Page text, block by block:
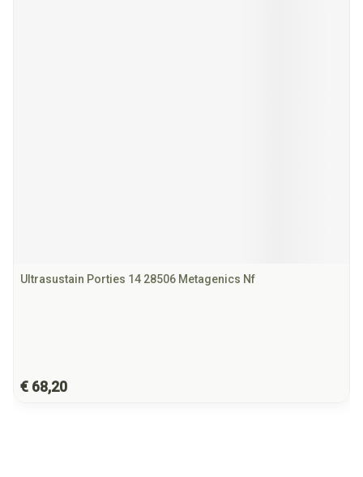
Ultrasustain Porties 14 28506 Metagenics Nf
€ 68,20